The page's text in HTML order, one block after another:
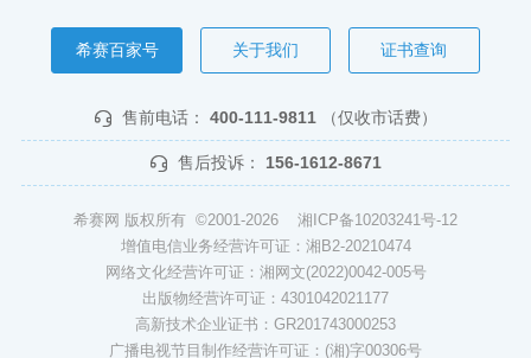
希赛百家号 关于我们 证书查询
售前电话： 400-111-9811 （仅收市话费）
售后投诉： 156-1612-8671
希赛网 版权所有 ©2001-2026 湘ICP备10203241号-12
增值电信业务经营许可证：湘B2-20210474
网络文化经营许可证：湘网文(2022)0042-005号
出版物经营许可证：4301042021177
高新技术企业证书：GR201743000253
广播电视节目制作经营许可证：(湘)字00306号